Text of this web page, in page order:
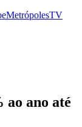
MetrópolesTV
ao ano até